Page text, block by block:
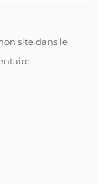
site dans le